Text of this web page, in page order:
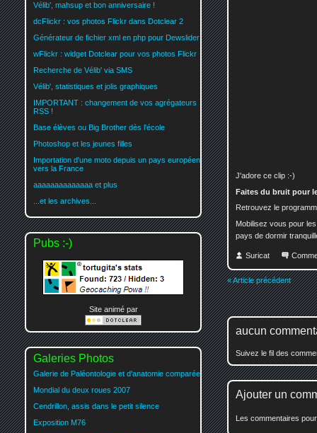
J'adore ce clip :-)
Faites du bruit pour
Retrouvez le
Mobilisez vous pour
pays de dormir
Suricat
« Article précédent
aucun
Suivez le fil des
Ajouter un
Les commentaires
Vélib', mahsup et bon anniversaire !
dcFlickr : vos photos Flickr dans Dotclear 2
Générateur de fichier xml en php pour Dewslider
wFlickr : widget Dotclear pour vos photos Flickr
Recherche de Vélib' via SMS
Vélib', statistiques et jolis graphiques
IMPORTANT : changement de vos agrégateurs
RSS !
Base élèves ou Big Brother dès l'école
Photoshop et les jeunes filles
Importation d'une moto depuis un pays européen
vers la France
aaaaaaaaaaaaaa et plus
...et les archives...
Pubs :-)
Site animé par
Galeries Photos
Galerie de Paléontologie et d'anatomie comparée
Mondial du deux roues 2007
Cendrillon, assis dans le petit silence
Exposition M76